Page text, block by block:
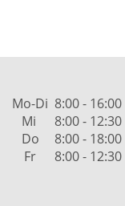
Mo-Di 8:00 - 16:00
Mi
8:00 - 12:30
Do
8:00 - 18:00
Fr
8:00 - 12:30